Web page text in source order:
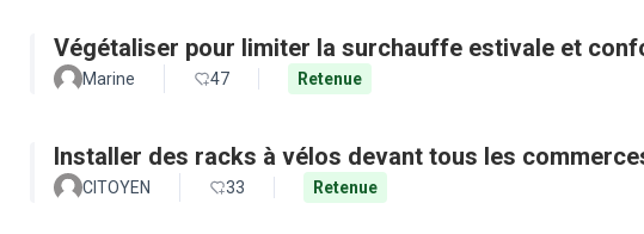
Végétaliser pour limiter la surchauffe estivale et
Marine 47 Retenue
Installer des racks à vélos devant tous les
CITOYEN 33 Retenue